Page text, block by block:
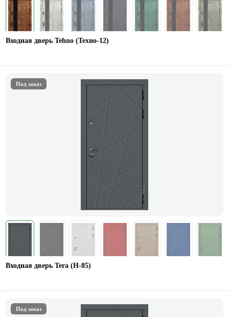
Входная дверь Tehno (Техно-12)
Под заказ
Входная дверь Tera (Н-85)
Под заказ